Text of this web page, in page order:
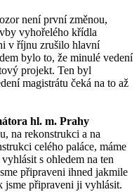
není první změnou,
vyhořelého křídla
v říjnu zrušilo hlavní
bylo to, že minulé vedení
projekt. Ten byl
magistrátu čeká na to až
hl. m. Prahy
na rekonstrukci a na
celého paláce, máme
s ohledem na ten
připraveni ihned jakmile
jsme připraveni ji vyhlásit.